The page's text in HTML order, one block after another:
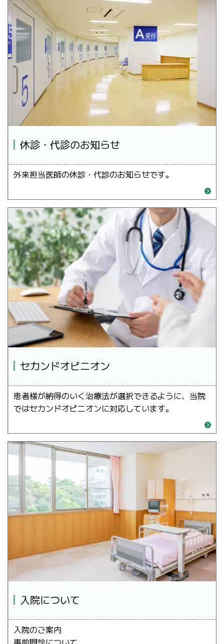
休診・代診のお知らせ
外来担当医師の休診・代診のお知らせです。
セカンドオピニオン
患者様が納得のいく治療法が選択できるように、当院
ではセカンドオピニオンに対応しています。
入院について
入院のご案内